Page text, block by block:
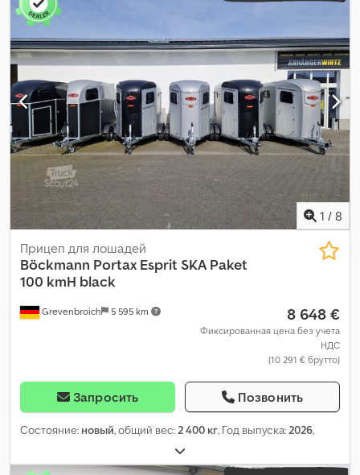
1 / 8
Grevenbroich 5 595 km
Прицеп для лошадей
Böckmann Portax Esprit SKA Paket
100 kmH black
8 648 €
Фиксированная цена без учета
НДС
(10 291 € брутто)
Запросить Позвонить
Состояние: новый, общий вес:2 400 кг, Год выпуска:2026,